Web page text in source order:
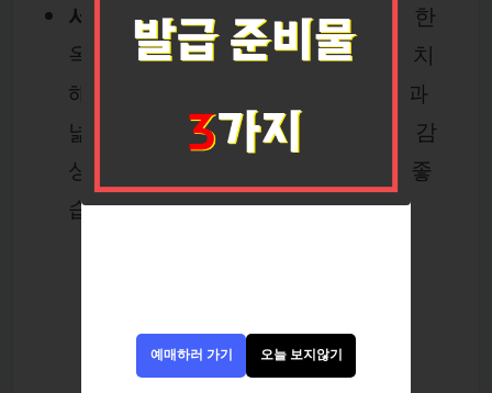
서머셋 팰리스 서울 (도심 속 정원):
한
옥은 아니지만, 경복궁 바로 앞에 위치
해 접근성이 최고입니다. 옥상 정원과
넓은 객실에서텅 빈 서울의 풍경
을 감
상하며 느긋하게 '호캉스'를 즐기기 좋
습니다.
예매하러 가기 오늘 보지않기